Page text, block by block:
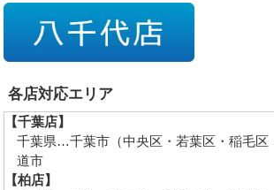
各店対応エリア
【千葉店】
千葉県…千葉市（中央区・若葉区・稲毛区
道市
【柏店】